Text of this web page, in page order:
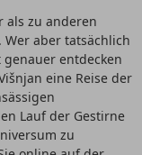
als zu anderen
aber tatsächlich
entdecken
eine Reise der
Lauf der Gestirne
zu